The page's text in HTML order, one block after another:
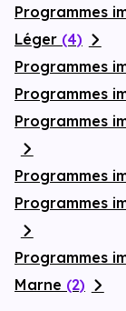
Programmes
Léger (4)
Programmes
Programmes
Programmes
Programmes
Programmes
Programmes
Marne (2)